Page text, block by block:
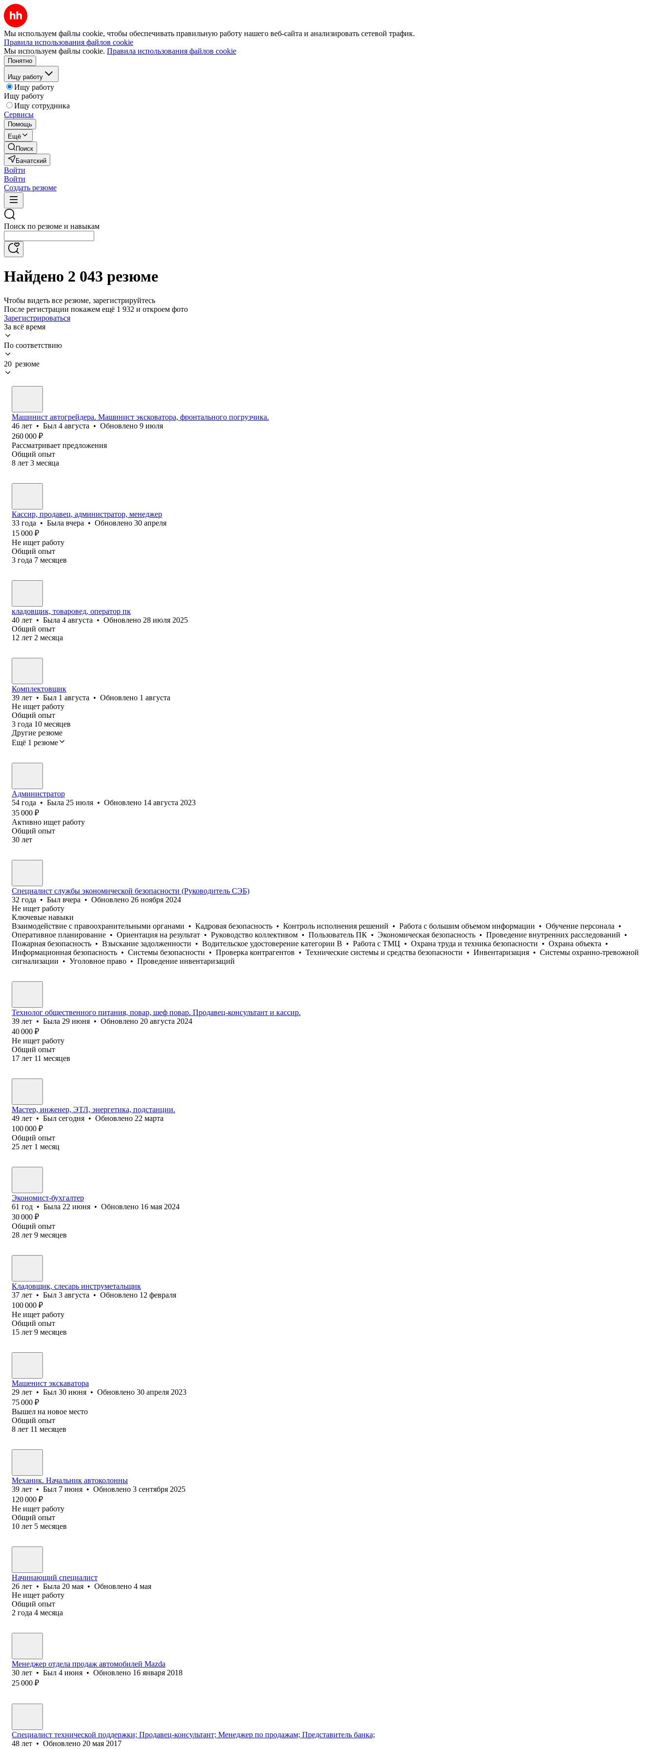
Мы используем файлы cookie, чтобы обеспечивать правильную работу нашего веб-сайта и анализировать сетевой трафик.
Правила использования файлов cookie
Мы используем файлы cookie. Правила использования файлов cookie
Понятно
Ищу работу
Ищу работу
Ищу работу
Ищу сотрудника
Сервисы
Помощь
Ещё
Поиск
Бачатский
Войти
Войти
Создать резюме
Поиск по резюме и навыкам
Найдено 2 043 резюме
Чтобы видеть все резюме, зарегистрируйтесь
После регистрации покажем ещё 1 932 и откроем фото
Зарегистрироваться
За всё время
По соответствию
20 резюме
Машинист автогрейдера. Машинист эксковатора, фронтального погрузчика.
46 лет • Был 4 августа • Обновлено 9 июля
260 000 ₽
Рассматривает предложения
Общий опыт
8 лет 3 месяца
Кассир, продавец, администратор, менеджер
33 года • Была вчера • Обновлено 30 апреля
15 000 ₽
Не ищет работу
Общий опыт
3 года 7 месяцев
кладовщик, товаровед, оператор пк
40 лет • Была 4 августа • Обновлено 28 июля 2025
Общий опыт
12 лет 2 месяца
Комплектовщик
39 лет • Был 1 августа • Обновлено 1 августа
Не ищет работу
Общий опыт
3 года 10 месяцев
Другие резюме
Ещё 1 резюме
Администратор
54 года • Была 25 июля • Обновлено 14 августа 2023
35 000 ₽
Активно ищет работу
Общий опыт
30 лет
Специалист службы экономической безопасности (Руководитель СЭБ)
32 года • Был вчера • Обновлено 26 ноября 2024
Не ищет работу
Ключевые навыки
Взаимодействие с правоохранительными органами • Кадровая безопасность • Контроль исполнения решений • Работа с большим объемом информации • Обучение персонала •
Оперативное планирование • Ориентация на результат • Руководство коллективом • Пользователь ПК • Экономическая безопасность • Проведение внутренних расследований •
Пожарная безопасность • Взыскание задолженности • Водительское удостоверение категории B • Работа с ТМЦ • Охрана труда и техника безопасности • Охрана объекта •
Информационная безопасность • Системы безопасности • Проверка контрагентов • Технические системы и средства безопасности • Инвентаризация • Системы охранно-тревожной
сигнализации • Уголовное право • Проведение инвентаризаций
Технолог общественного питания, повар, шеф повар. Продавец-консультант и кассир.
39 лет • Была 29 июня • Обновлено 20 августа 2024
40 000 ₽
Не ищет работу
Общий опыт
17 лет 11 месяцев
Мастер, инженер, ЭТЛ, энергетика, подстанции.
49 лет • Был сегодня • Обновлено 22 марта
100 000 ₽
Общий опыт
25 лет 1 месяц
Экономист-бухгалтер
61 год • Была 22 июня • Обновлено 16 мая 2024
30 000 ₽
Общий опыт
28 лет 9 месяцев
Кладовщик, слесарь инструметальщик
37 лет • Был 3 августа • Обновлено 12 февраля
100 000 ₽
Не ищет работу
Общий опыт
15 лет 9 месяцев
Машенист экскаватора
29 лет • Был 30 июня • Обновлено 30 апреля 2023
75 000 ₽
Вышел на новое место
Общий опыт
8 лет 11 месяцев
Механик. Начальник автоколонны
39 лет • Был 7 июня • Обновлено 3 сентября 2025
120 000 ₽
Не ищет работу
Общий опыт
10 лет 5 месяцев
Начинающий специалист
26 лет • Была 20 мая • Обновлено 4 мая
Не ищет работу
Общий опыт
2 года 4 месяца
Менеджер отдела продаж автомобилей Mazda
30 лет • Был 4 июня • Обновлено 16 января 2018
25 000 ₽
Специалист технической поддержки; Продавец-консультант; Менеджер по продажам; Представитель банка;
48 лет • Обновлено 20 мая 2017